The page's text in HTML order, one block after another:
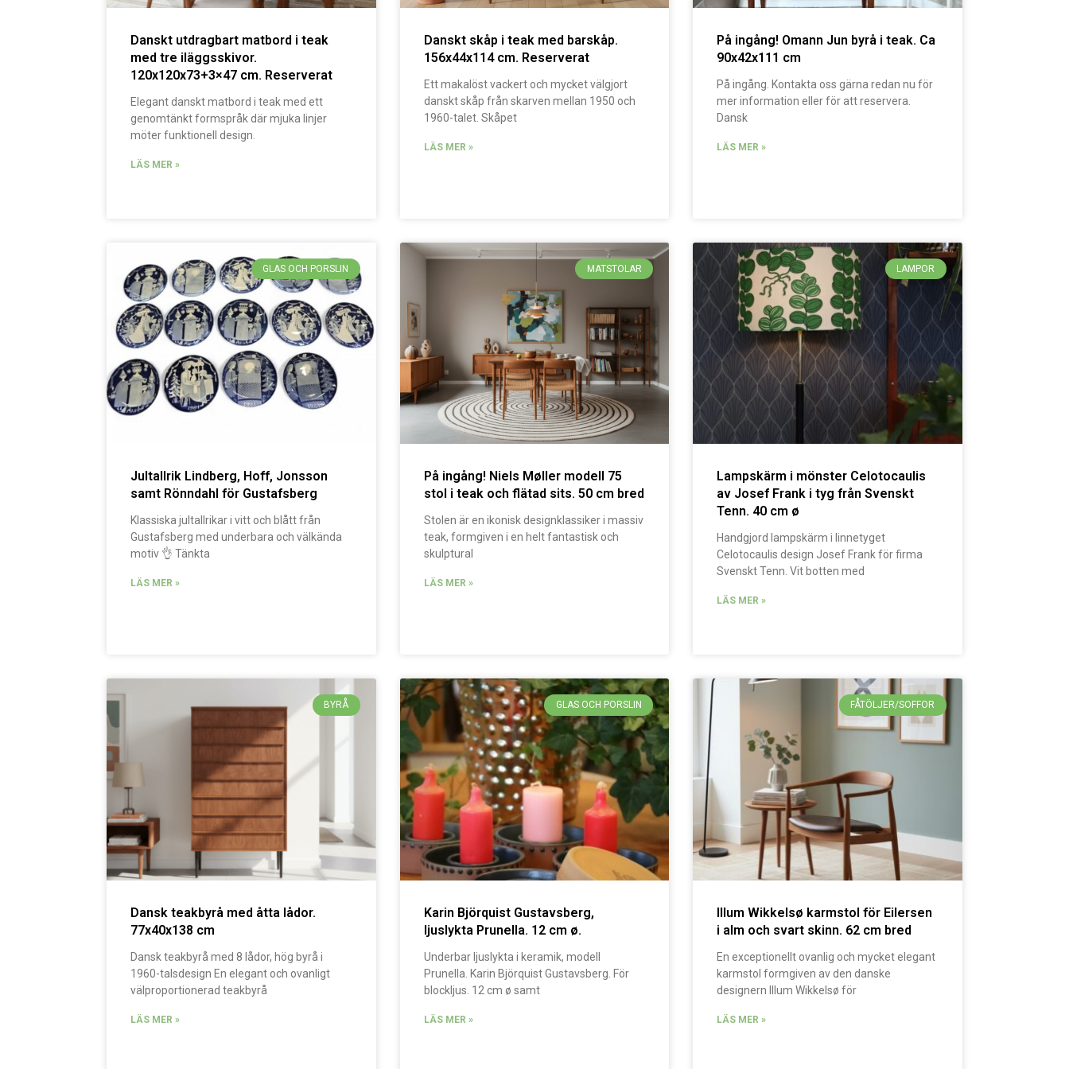
Danskt utdragbart matbord i teak
med tre iläggsskivor.
120x120x73+3×47 cm. Reserverat
Elegant danskt matbord i teak med ett
genomtänkt formspråk där mjuka linjer
möter funktionell design.
LÄS MER »
Danskt skåp i teak med barskåp.
156x44x114 cm. Reserverat
Ett makalöst vackert och mycket välgjort
danskt skåp från skarven mellan 1950 och
1960-talet. Skåpet
LÄS MER »
På ingång! Omann Jun byrå i teak. Ca
90x42x111 cm
På ingång. Kontakta oss gärna redan nu för
mer information eller för att reservera.
Dansk
LÄS MER »
GLAS OCH PORSLIN
Jultallrik Lindberg, Hoff, Jonsson
samt Rönndahl för Gustafsberg
Klassiska jultallrikar i vitt och blått från
Gustafsberg med underbara och välkända
motiv 👌 Tänkta
LÄS MER »
MATSTOLAR
På ingång! Niels Møller modell 75
stol i teak och flätad sits. 50 cm bred
Stolen är en ikonisk designklassiker i massiv
teak, formgiven i en helt fantastisk och
skulptural
LÄS MER »
LAMPOR
Lampskärm i mönster Celotocaulis
av Josef Frank i tyg från Svenskt
Tenn. 40 cm ø
Handgjord lampskärm i linnetyget
Celotocaulis design Josef Frank för firma
Svenskt Tenn. Vit botten med
LÄS MER »
BYRÅ
Dansk teakbyrå med åtta lådor.
77x40x138 cm
Dansk teakbyrå med 8 lådor, hög byrå i
1960-talsdesign En elegant och ovanligt
välproportionerad teakbyrå
LÄS MER »
GLAS OCH PORSLIN
Karin Björquist Gustavsberg,
ljuslykta Prunella. 12 cm ø.
Underbar ljuslykta i keramik, modell
Prunella. Karin Björquist Gustavsberg. För
blockljus. 12 cm ø samt
LÄS MER »
FÅTÖLJER/SOFFOR
Illum Wikkelsø karmstol för Eilersen
i alm och svart skinn. 62 cm bred
En exceptionellt ovanlig och mycket elegant
karmstol formgiven av den danske
designern Illum Wikkelsø för
LÄS MER »